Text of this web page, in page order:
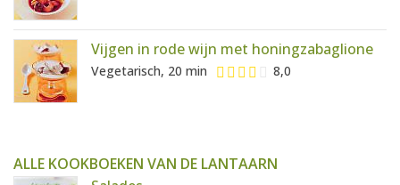
Vijgen in rode wijn met honingzabaglione
Vegetarisch, 20 min 8,0
ALLE KOOKBOEKEN VAN DE LANTAARN